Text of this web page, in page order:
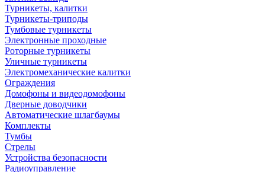
Турникеты, калитки
Турникеты-триподы
Тумбовые турникеты
Электронные проходные
Роторные турникеты
Уличные турникеты
Электромеханические калитки
Ограждения
Домофоны и видеодомофоны
Дверные доводчики
Автоматические шлагбаумы
Комплекты
Тумбы
Стрелы
Устройства безопасности
Радиоуправление